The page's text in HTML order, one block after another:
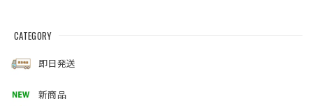
CATEGORY
即日発送
新商品